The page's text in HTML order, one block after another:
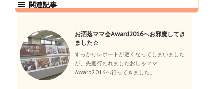
関連記事
お洒落ママ会Award2016へお邪魔してき
ました☆
すっかりレポートが遅くなってしまいました
が、先週行われましたおしゃママ
Award2016へ行ってきました。